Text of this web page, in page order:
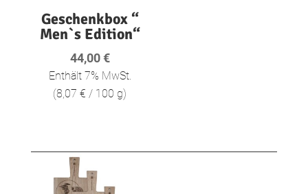
Geschenkbox “
Men`s Edition“
44,00€
Enthält 7% MwSt.
(8,07€ / 100 g)